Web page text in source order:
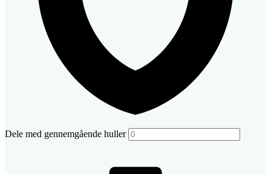
Dele med gennemgående huller